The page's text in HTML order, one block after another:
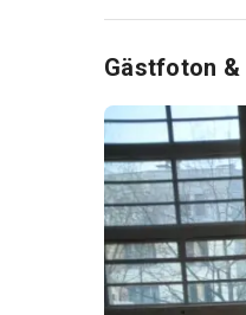
Gästfoton